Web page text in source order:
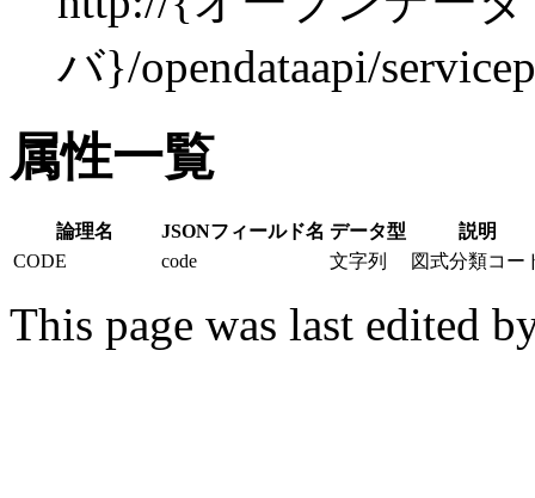
バ}/opendataapi/
属性一覧
論理名 JSONフィールド名 データ型
説明
CODE
code 文字列 図式分類コー
This page was last edited